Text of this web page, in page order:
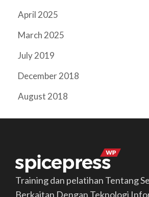
April 2025
March 2025
July 2019
December 2018
August 2018
Training dan pelatihan Tentang
Berkaitan Dengan Teknologi